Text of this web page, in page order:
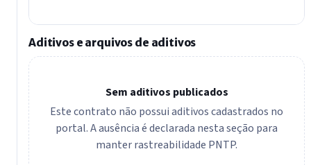
Aditivos e arquivos de aditivos
Sem aditivos publicados
Este contrato não possui aditivos cadastrados no
portal. A ausência é declarada nesta seção para
manter rastreabilidade PNTP.